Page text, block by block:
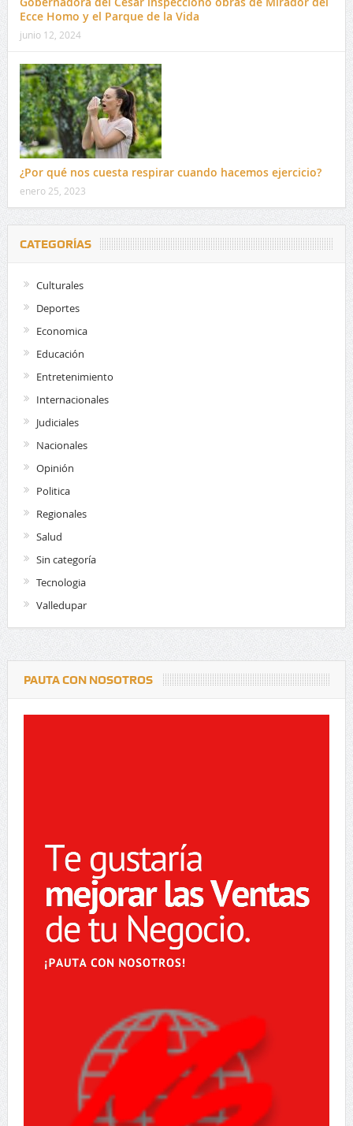
Ecce Homo y el Parque de la Vida
junio 12, 2024
¿Por qué nos cuesta respirar cuando hacemos ejercicio?
enero 25, 2023
CATEGORÍAS
Culturales
Deportes
Economica
Educación
Entretenimiento
Internacionales
Judiciales
Nacionales
Opinión
Politica
Regionales
Salud
Sin categoría
Tecnologia
Valledupar
PAUTA CON NOSOTROS